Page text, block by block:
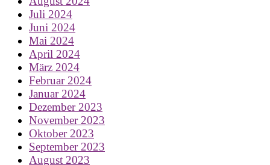
Juli 2024
Juni 2024
Mai 2024
April 2024
März 2024
Februar 2024
Januar 2024
Dezember 2023
November 2023
Oktober 2023
September 2023
August 2023